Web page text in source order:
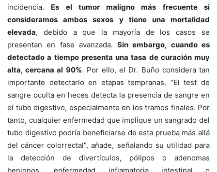
incidencia. Es el tumor maligno más frecuente si
consideramos ambos sexos y tiene una mortalidad
elevada, debido a que la mayoría de los casos se
presentan en fase avanzada.Sin embargo, cuando es
detectado a tiempo presenta una tasa de curación muy
alta, cercana al 90%. Por ello, el Dr. Buño considera tan
importante detectarlo en etapas tempranas. “El test de
sangre oculta en heces detecta la presencia de sangre en
el tubo digestivo, especialmente en los tramos finales. Por
tanto, cualquier enfermedad que implique un sangrado del
tubo digestivo podría beneficiarse de esta prueba más allá
del cáncer colorrectal”, añade, señalando su utilidad para
la detección de divertículos, pólipos o adenomas